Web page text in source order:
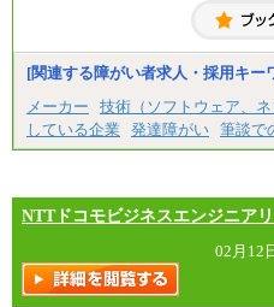
[関連する障がい者求人・採用キー
メーカー
技術（ソフトウェア、
している企業
発達障がい 筆談で
NTTドコモビジネスエンジニア
02月12